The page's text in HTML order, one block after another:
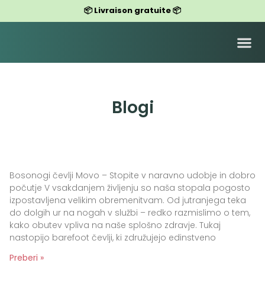
📦 Livraison gratuite 📦
Blogi
Bosonogi čevlji Movo – Stopite v naravno udobje in dobro
počutje V vsakdanjem življenju so naša stopala pogosto
izpostavljena velikim obremenitvam. Od jutranjega teka
do dolgih ur na nogah v službi – redko razmislimo o tem,
kako obutev vpliva na naše splošno zdravje. Tukaj
nastopijo barefoot čevlji, ki združujejo edinstveno
Preberi »